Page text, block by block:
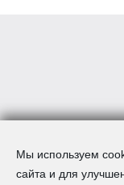
Мы используем
сайта и для